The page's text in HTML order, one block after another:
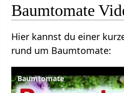
Baumtomate
Hier kannst du einer
rund um Baumtomate:
Baumtomate